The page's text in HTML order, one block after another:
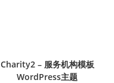
Charity2 – 服务机构模板
WordPress主题